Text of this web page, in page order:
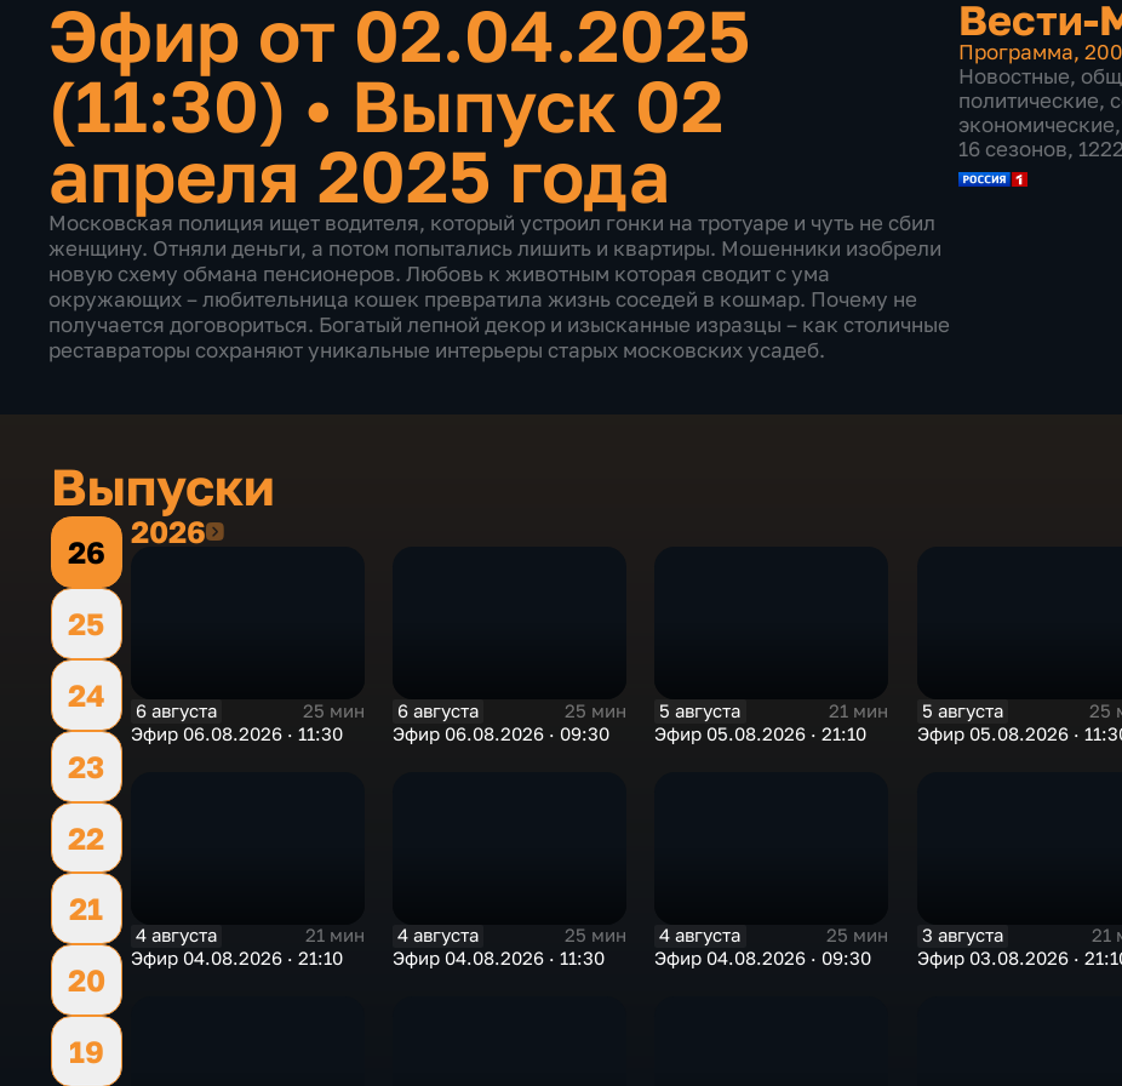
Эфир от 02.04.2025
(11:30) • Выпуск 02
апреля 2025 года
Московская полиция ищет водителя, который устроил гонки на тротуаре и чуть не сбил
женщину. Отняли деньги, а потом попытались лишить и квартиры. Мошенники изобрели
новую схему обмана пенсионеров. Любовь к животным которая сводит с ума
окружающих – любительница кошек превратила жизнь соседей в кошмар. Почему не
получается договориться. Богатый лепной декор и изысканные изразцы – как столичные
реставраторы сохраняют уникальные интерьеры старых московских усадеб.
Вести-
Программа,
Новостные,
политические,
экономические,
16 сезонов,
Выпуски
26
25
24
23
22
21
20
19
20262026
6 августа
25 мин
Эфир 06.08.2026 · 11:30
6 августа
25 мин
Эфир 06.08.2026 · 09:30
5 августа
21 мин
Эфир 05.08.2026 · 21:10
5 августа
25
Эфир 05.08.2026 ·
4 августа
21 мин
Эфир 04.08.2026 · 21:10
4 августа
25 мин
Эфир 04.08.2026 · 11:30
4 августа
25 мин
Эфир 04.08.2026 · 09:30
3 августа
21
Эфир 03.08.2026 ·